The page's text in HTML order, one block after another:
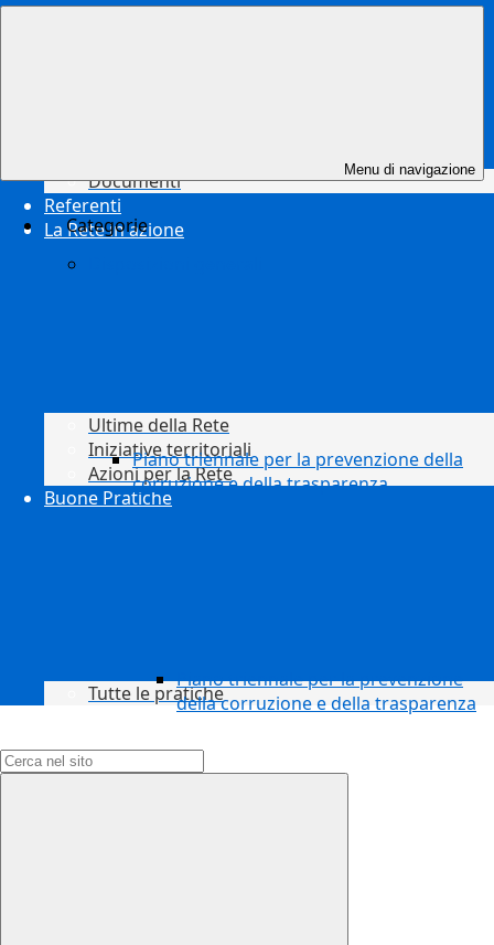
Documenti
Referenti
La Rete in azione
Ultime della Rete
Iniziative territoriali
Azioni per la Rete
Buone Pratiche
Tutte le pratiche
Menu di navigazione
Categorie
Piano triennale per la prevenzione della
corruzione e della trasparenza
Piano triennale per la prevenzione
della corruzione e della trasparenza